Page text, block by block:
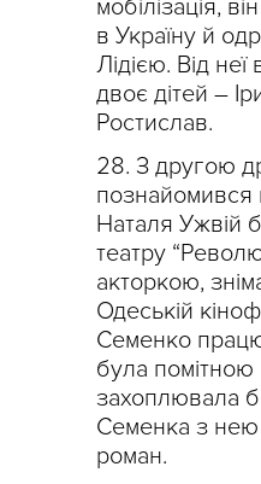
мобілізація,
в Україну й
Лідією. Від
двоє дітей –
Ростислав.
З другою
познайомився
Наталя Ужвій
театру
акторкою,
Одеській
Семенко
була
захоплювала
Семенка з нею
роман.